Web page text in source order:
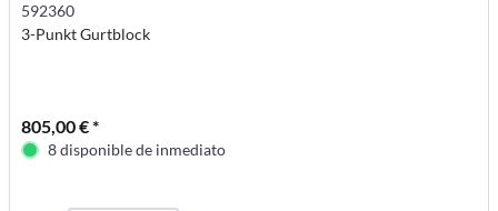
592360
3-Punkt Gurtblock
805,00 € *
8 disponible de inmediato